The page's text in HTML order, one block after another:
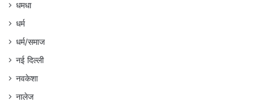
धमधा
धर्म
धर्म/समाज
नई दिल्ली
नवकेशा
नालेज